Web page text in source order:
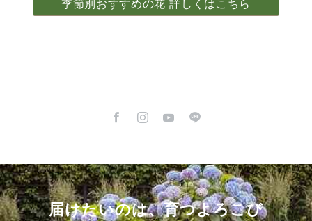
季節別おすすめの花 詳しくはこちら
届けたいのは、育つよろこび